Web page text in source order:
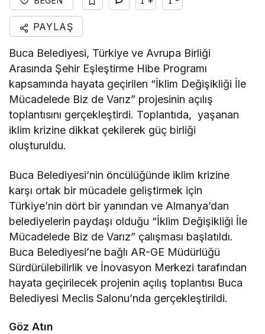
PAYLAŞ
Buca Belediyesi, Türkiye ve Avrupa Birliği
Arasında Şehir Eşleştirme Hibe Programı
kapsamında hayata geçirilen “İklim Değişikliği İle
Mücadelede Biz de Varız” projesinin açılış
toplantısını gerçekleştirdi. Toplantıda, yaşanan
iklim krizine dikkat çekilerek güç birliği
oluşturuldu.
Buca Belediyesi’nin öncülüğünde iklim krizine
karşı ortak bir mücadele geliştirmek için
Türkiye’nin dört bir yanından ve Almanya’dan
belediyelerin paydaşı olduğu “İklim Değişikliği İle
Mücadelede Biz de Varız” çalışması başlatıldı.
Buca Belediyesi’ne bağlı AR-GE Müdürlüğü
Sürdürülebilirlik ve İnovasyon Merkezi tarafından
hayata geçirilecek projenin açılış toplantısı Buca
Belediyesi Meclis Salonu’nda gerçekleştirildi.
Göz Atın